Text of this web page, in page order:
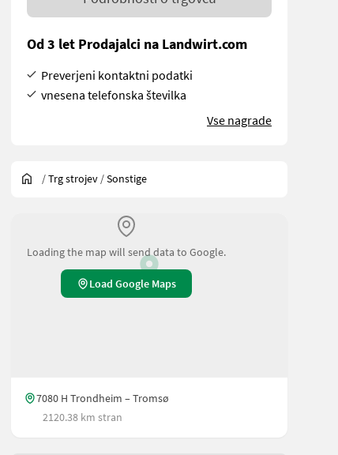
Od 3 let Prodajalci na Landwirt.com
Preverjeni kontaktni podatki
vnesena telefonska številka
Vse nagrade
/Trg strojev /Sonstige
Loading the map will send data to Google.
Load Google Maps
7080 H Trondheim – Tromsø
2120.38 km stran